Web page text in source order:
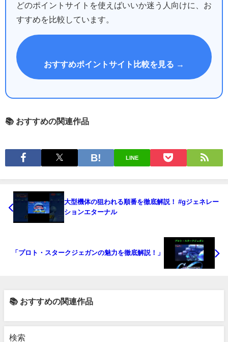
どのポイントサイトを使えばいいか迷う人向けに、お
すすめを比較しています。
おすすめポイントサイト比較を見る →
📚 おすすめの関連作品
LINE
大型機体の狙われる順番を徹底解説！ #gジェネレー
ションエターナル
「プロト・スタークジェガンの魅力を徹底解説！」
📚 おすすめの関連作品
検索